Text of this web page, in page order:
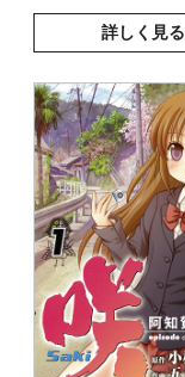
詳しく見る